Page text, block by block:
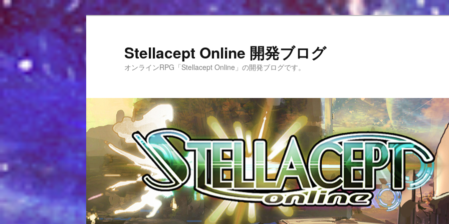
Stellacept Online 開発ブログ
オンラインRPG「Stellacept Online」の開発ブログです。